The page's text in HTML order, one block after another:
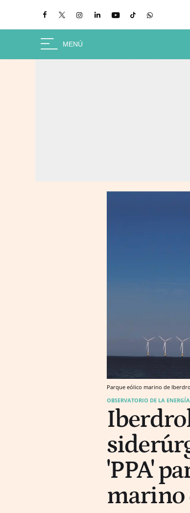
Parque eólico marino de
OBSERVATORIO DE LA ENERGÍA
'PPA'
marino